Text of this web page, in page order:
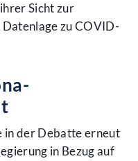
Sicht zur
zu COVID-
in der Debatte erneut
in Bezug auf